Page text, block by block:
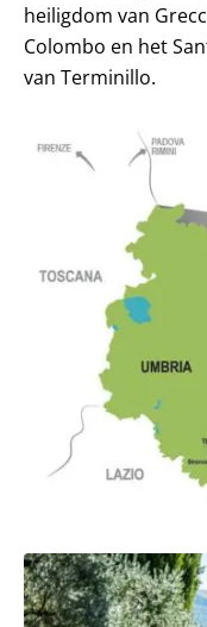
heiligdom van
Colombo en het
van Terminillo.